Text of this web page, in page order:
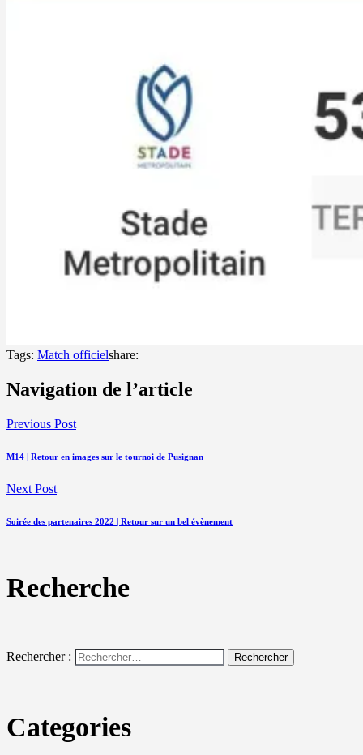
Tags: Match officielshare:
Navigation de l’article
Previous Post
M14 | Retour en images sur le tournoi de Pusignan
Next Post
Soirée des partenaires 2022 | Retour sur un bel évènement
Recherche
Rechercher :
Categories